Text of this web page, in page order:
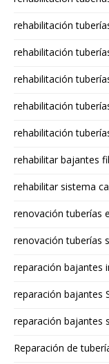
rehabilitación
rehabilitación
rehabilitación
rehabilitación
rehabilitación
rehabilitar bajantes
rehabilitar sistema
renovación tuberías
renovación tuberías
reparación bajantes
reparación bajantes
reparación bajantes
Reparación de